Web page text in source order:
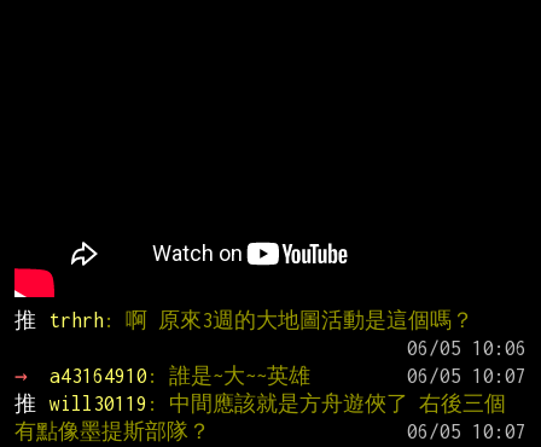
推 trhrh: 啊 原來3週的大地圖活動是這個嗎？
→
a43164910 : 誰是~大~~英雄
推
will30119 : 中間應該就是方舟遊俠了 右後三個
有點像墨提斯部隊？